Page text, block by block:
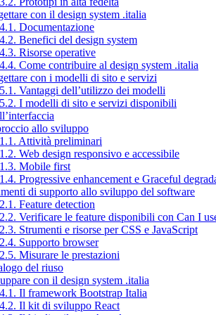
con il design system .italia
Documentazione
Benefici del design system
Risorse operative
Come contribuire al design system .italia
con i modelli di sito e servizi
Vantaggi dell’utilizzo dei modelli
I modelli di sito e servizi disponibili
allo sviluppo
Attività preliminari
Web design responsivo e accessibile
Mobile first
Progressive enhancement e Graceful
di supporto allo sviluppo del software
Feature detection
Verificare le feature disponibili con Can I
Strumenti e risorse per CSS e JavaScript
Supporto browser
Misurare le prestazioni
del riuso
con il design system .italia
Il framework Bootstrap Italia
Il kit di sviluppo React